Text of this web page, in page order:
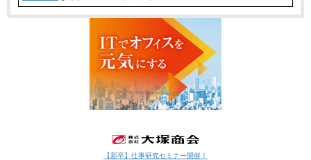
【新卒】仕事研究セミナー開催！